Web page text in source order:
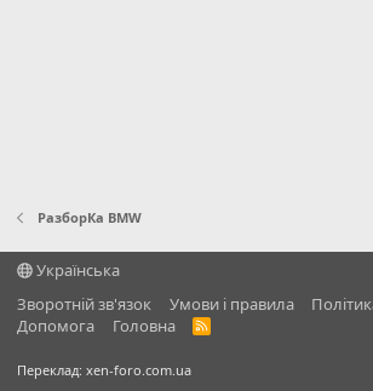
РазборКа BMW
Українська
Зворотній зв'язок
Умови і правила
Дoпoмoга
Головна
R
Переклад: xen-foro.com.ua